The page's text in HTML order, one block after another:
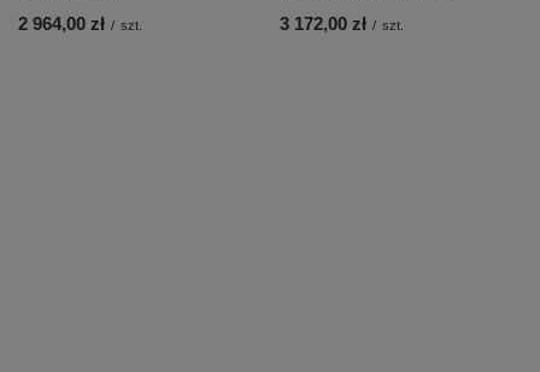
2 964,00 zł / szt. 3 172,00 zł / szt.